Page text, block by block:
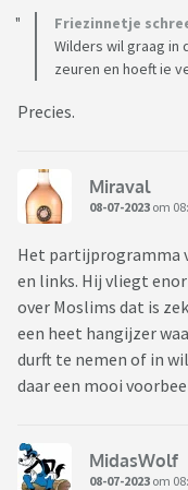
Friezinnetje
Wilders wil graag in
zeuren en hoeft ie
Precies.
Miraval
08-07-2023 om
Het partijprogramma
en links. Hij vliegt
over Moslims dat is
een heet hangijzer
durft te nemen of in
daar een mooi
MidasWolf
08-07-2023 om